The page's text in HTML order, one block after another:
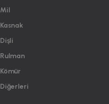
Mil
Kasnak
Dişli
Rulman
Kömür
Diğerleri